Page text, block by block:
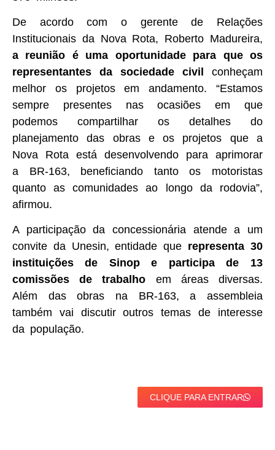
De acordo com o gerente de Relações
Institucionais da Nova Rota, Roberto Madureira,
a reunião é uma oportunidade para que os
representantes da sociedade civil conheçam
melhor os projetos em andamento. “Estamos
sempre presentes nas ocasiões em que
podemos compartilhar os detalhes do
planejamento das obras e os projetos que a
Nova Rota está desenvolvendo para aprimorar
a BR-163, beneficiando tanto os motoristas
quanto as comunidades ao longo da rodovia”,
afirmou.
A participação da concessionária atende a um
convite da Unesin, entidade que representa 30
instituições de Sinop e participa de 13
comissões de trabalho em áreas diversas.
Além das obras na BR-163, a assembleia
também vai discutir outros temas de interesse
da população.
CLIQUE PARA ENTRAR